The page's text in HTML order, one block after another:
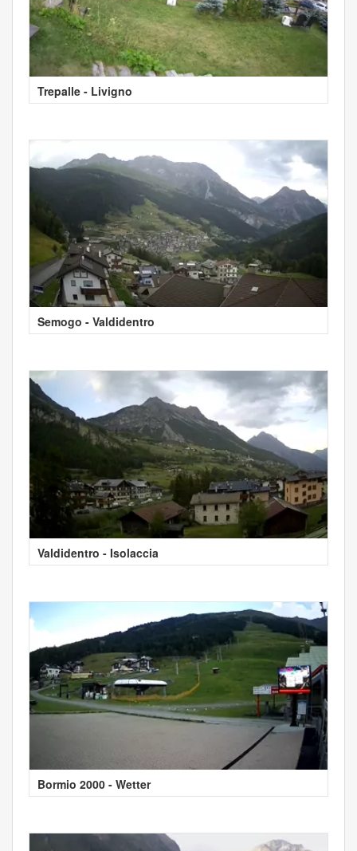
Trepalle - Livigno
Semogo - Valdidentro
Valdidentro - Isolaccia
Bormio 2000 - Wetter